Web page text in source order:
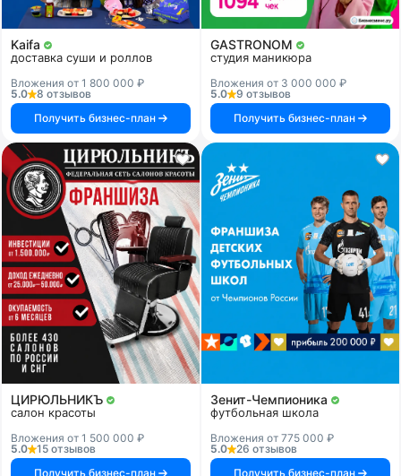
Kaifa
доставка суши и роллов
Вложения от 1 800 000 ₽
5.0
8 отзывов
Получить бизнес-план
GASTRONOM
студия маникюра
Вложения от 3 000 000 ₽
5.0
9 отзывов
Получить бизнес-план
ЦИРЮЛЬНИКЪ
салон красоты
Вложения от 1 500 000 ₽
5.0
15 отзывов
Получить бизнес-план
Зенит-Чемпионика
футбольная школа
Вложения от 775 000 ₽
5.0
26 отзывов
Получить бизнес-план